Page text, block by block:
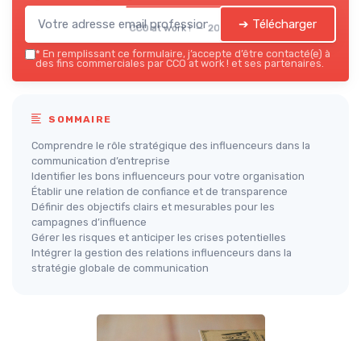
CCO at work ! — 2026 ➔ Télécharger
* En remplissant ce formulaire, j’accepte d’être contacté(e) à
des fins commerciales par CCO at work ! et ses partenaires.
SOMMAIRE
Comprendre le rôle stratégique des influenceurs dans la
communication d’entreprise
Identifier les bons influenceurs pour votre organisation
Établir une relation de confiance et de transparence
Définir des objectifs clairs et mesurables pour les
campagnes d’influence
Gérer les risques et anticiper les crises potentielles
Intégrer la gestion des relations influenceurs dans la
stratégie globale de communication